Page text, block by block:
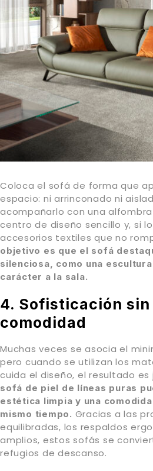
Coloca el sofá de forma que
espacio: ni arrinconado ni
acompañarlo con una
centro de diseño sencillo y, si
accesorios textiles que no
objetivo es que el sofá
silenciosa, como una
carácter a la sala.
4. Sofisticación
comodidad
Muchas veces se asocia el
pero cuando se utilizan los
cuida el diseño, el resultado
sofá de piel de líneas puras
estética limpia y una
mismo tiempo. Gracias a las
equilibradas, los respaldos
amplios, estos sofás se
refugios de descanso.